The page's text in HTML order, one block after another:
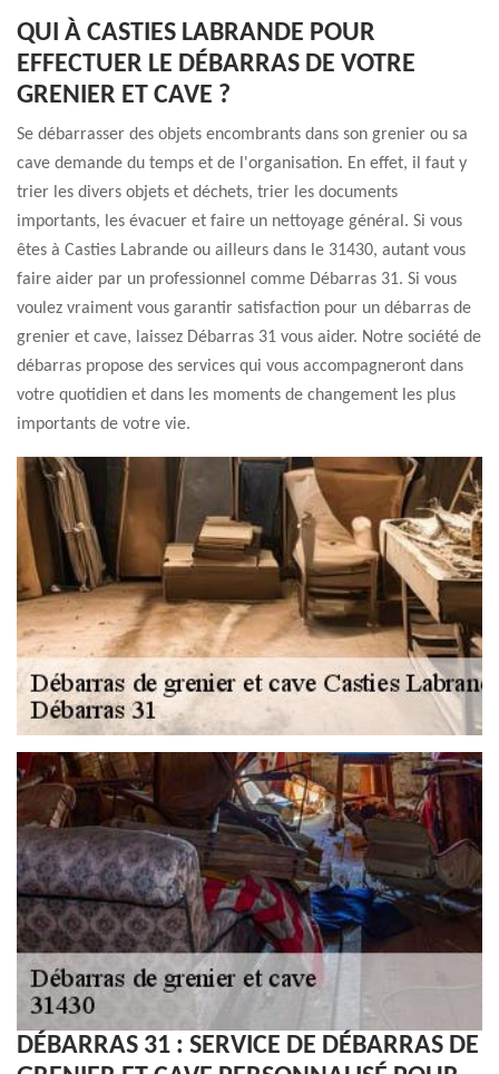
QUI À CASTIES LABRANDE POUR
EFFECTUER LE DÉBARRAS DE VOTRE
GRENIER ET CAVE ?
Se débarrasser des objets encombrants dans son grenier ou sa
cave demande du temps et de l'organisation. En effet, il faut y
trier les divers objets et déchets, trier les documents
importants, les évacuer et faire un nettoyage général. Si vous
êtes à Casties Labrande ou ailleurs dans le 31430, autant vous
faire aider par un professionnel comme Débarras 31. Si vous
voulez vraiment vous garantir satisfaction pour un débarras de
grenier et cave, laissez Débarras 31 vous aider. Notre société de
débarras propose des services qui vous accompagneront dans
votre quotidien et dans les moments de changement les plus
importants de votre vie.
DÉBARRAS 31 : SERVICE DE DÉBARRAS DE